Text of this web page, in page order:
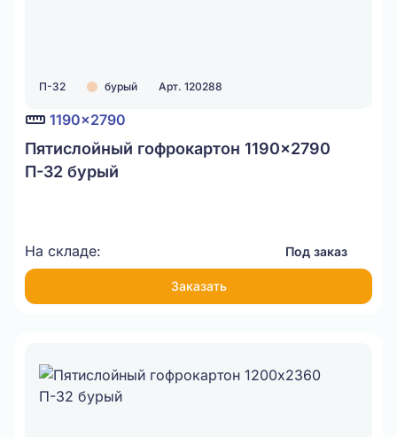
П-32 бурый Арт. 120288
1190x2790
Пятислойный гофрокартон 1190x2790
П-32 бурый
На складе: Под заказ
Заказать